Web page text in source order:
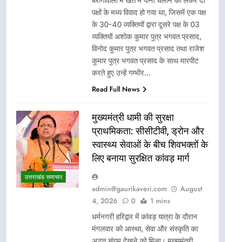
पक्षों के मध्य विवाद हो गया था, जिसमें एक पक्ष
के 30-40 व्यक्तियों द्वारा दूसरे पक्ष के 03
व्यक्तियों अशोक कुमार पुत्र भगवत प्रसाद,
विनोद कुमार पुत्र भगवत प्रसाद तथा राजेश
कुमार पुत्र भगवत प्रसाद के साथ मारपीट
करते हुए उन्हें गम्भीर…
Read Full News
उत्तराखंड समाचार
मुख्यमंत्री धामी की सुरक्षा
प्राथमिकता: सीसीटीवी, ड्रोन और
स्वास्थ्य सेवाओं के बीच शिवभक्तों के
लिए बनाया सुरक्षित कांवड़ मार्ग
admin@gaurikaveri.com
August
4, 2026
0 1 mins
धर्मनगरी हरिद्वार में कांवड़ यात्रा के दौरान
मंगलवार को आस्था, सेवा और संस्कृति का